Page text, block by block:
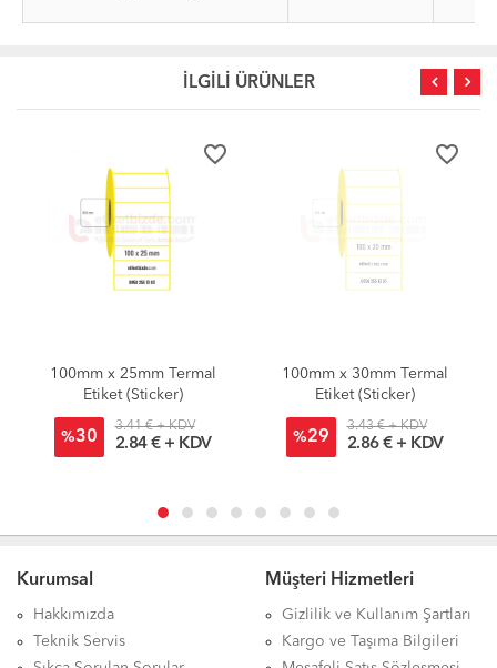
İLGİLİ ÜRÜNLER
favorite_border
100mm x 25mm Termal
Etiket (Sticker)
%30
3.41 € + KDV
2.84 € + KDV
favorite_border
100mm x 30mm Termal
Etiket (Sticker)
%29
3.43 € + KDV
2.86 € + KDV
Kurumsal
Hakkımızda
Teknik Servis
Müşteri Hizmetleri
Gizlilik ve Kullanım Şartları
Kargo ve Taşıma Bilgileri